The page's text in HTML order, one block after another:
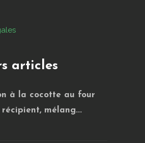
articles
à la cocotte au four
récipient, mélang...